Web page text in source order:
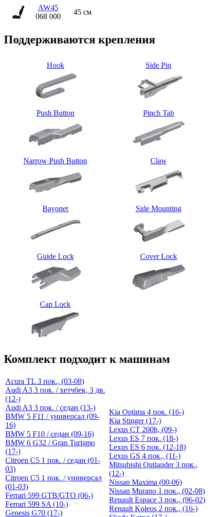
AW45
068 000
45 см
Поддерживаются крепления
Hook Side Pin
Push Button Pinch Tab
Narrow Push Button Claw
Bayonet Side Mounting
Guide Lock Cover Lock
Cap Lock
Комплект подходит к машинам
Acura TL 3 пок., (03-08)
Audi A3 3 пок. / хетчбек, 3 дв.
(12-)
Audi A3 3 пок. / седан (13-)
BMW 5 F11 / универсал (09-
16)
BMW 5 F10 / седан (09-16)
BMW 6 G32 / Gran Turismo
(17-)
Citroen C5 1 пок. / седан (01-
03)
Citroen C5 1 пок. / универсал
(01-03)
Ferrari 599 GTB/GTO (06-)
Ferrari 599 SA (10-)
Genesis G70 (17-)
Kia Optima 4 пок. (16-)
Kia Stinger (17-)
Lexus CT 200h, (09-)
Lexus ES 7 пок. (18-)
Lexus ES 6 пок. (12-18)
Lexus GS 4 пок., (11-)
Mitsubishi Outlander 3 пок.,
(12-)
Nissan Maxima (00-06)
Nissan Murano 1 пок., (02-08)
Renault Espace 3 пок., (96-02)
Renault Koleos 2 пок., (16-)